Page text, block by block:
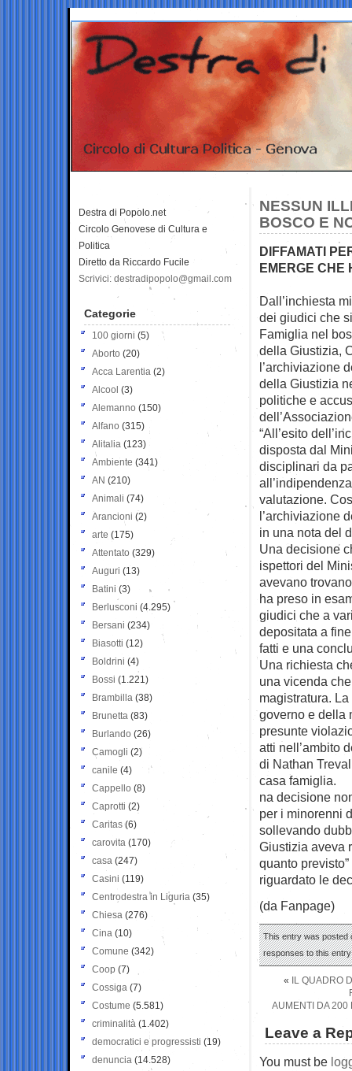
NESSUN
BOSCO E
DIFFAMATI
EMERGE CHE
Dall’inchiesta
dei giudici che
Famiglia nel
della Giustizia,
l’archiviazione
della Giustizia
politiche e
“All’esito
disposta dal
disciplinari da
valutazione.
l’archiviazione
in una nota del
Una decisione
ispettori del
avevano
ha preso in
giudici che a
depositata a
fatti e una
Una richiesta
una vicenda
magistratura.
governo e della
presunte
atti nell’ambito
di Nathan
casa famiglia.
na decisione
per i minorenni
sollevando
Giustizia aveva
quanto
riguardato le
(da Fanpage)
This entry was posted
responses to this
«
IL QUADRO
AUMENTI DA 200
Leave a
You must be
Destra di Popolo.net
Circolo Genovese di Cultura e
Politica
Diretto da Riccardo Fucile
Scrivici: destradipopolo@gmail.com
Categorie
100 giorni (5)
Aborto (20)
Acca Larentia (2)
Alcool (3)
Alemanno (150)
Alfano (315)
Alitalia (123)
Ambiente (341)
AN (210)
Animali (74)
Arancioni (2)
arte (175)
Attentato (329)
Auguri (13)
Batini (3)
Berlusconi (4.295)
Bersani (234)
Biasotti (12)
Boldrini (4)
Bossi (1.221)
Brambilla (38)
Brunetta (83)
Burlando (26)
Camogli (2)
canile (4)
Cappello (8)
Caprotti (2)
Caritas (6)
carovita (170)
casa (247)
Casini (119)
Centrodestra in Liguria (35)
Chiesa (276)
Cina (10)
Comune (342)
Coop (7)
Cossiga (7)
Costume (5.581)
criminalità (1.402)
democratici e progressisti (19)
denuncia (14.528)